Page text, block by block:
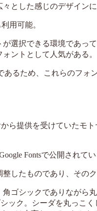
とした感じのデザインに
用可能。
選択できる環境であっ
ントとして人気がある。
あるため、これらのフ
ら提供を受けていたモ
Fontsで公開されて
したものであり、その
ゴシックでありながら
ック。シーダを丸っこ